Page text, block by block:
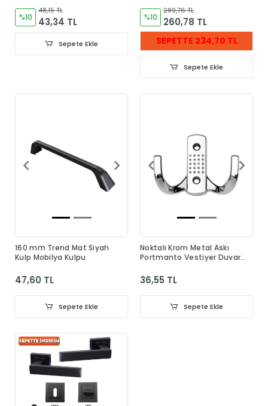
%10
48,15 TL
43,34 TL
Sepete Ekle
%10
289,76 TL
260,78 TL
SEPETTE 234,70 TL
Sepete Ekle
160 mm Trend Mat Siyah
Kulp Mobilya Kulpu
47,60 TL
Sepete Ekle
Noktalı Krom Metal Askı
Portmanto Vestiyer Duvar
36,55 TL
Sepete Ekle